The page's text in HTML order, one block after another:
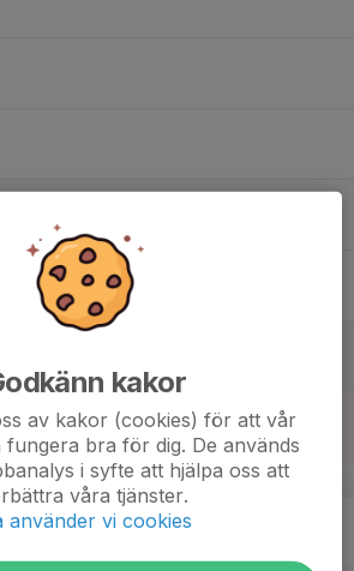
11 (Nacka Sportcentrum)
8-10 år
11 (Nacka Sportcentrum)
v.47
kakor
av kakor (cookies) för att vår
fungera bra för dig. De används
i syfte att hjälpa oss att
våra tjänster.
använder vi cookies